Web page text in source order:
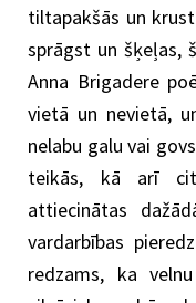
tiltapakšās un
sprāgst un šķeļas,
Anna Brigadere
vietā un nevietā,
nelabu galu vai
teikās, kā arī
attiecinātas
vardarbības
redzams, ka